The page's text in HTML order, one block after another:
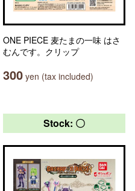
ONE PIECE 麦たまの一味 はさ
むんです。クリップ
300 yen (tax included)
Stock: 〇